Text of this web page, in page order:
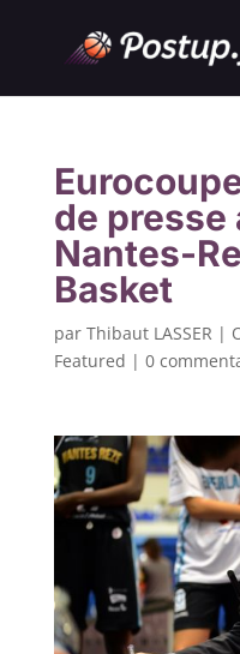
de presse
Nantes-
Basket
par Thibaut LASSER |
Featured | 0